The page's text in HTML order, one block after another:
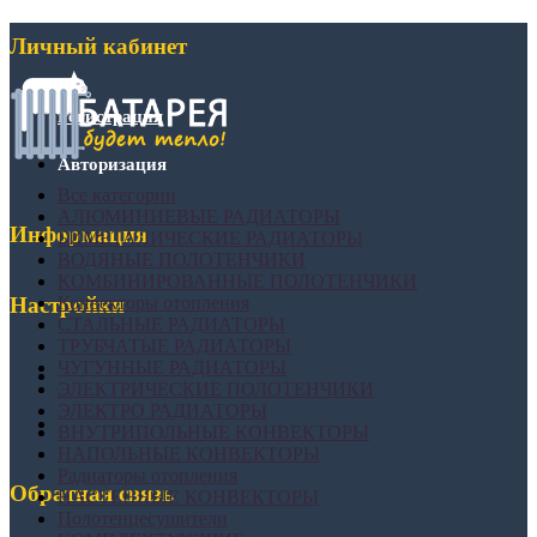
Личный кабинет
Регистрация
Авторизация
Информация
Настройки
Обратная связь
БИМЕТАЛИЧЕСКИЕ РАДИАТОРЫ
Конвекторы отопления
СТАЛЬНЫЕ РАДИАТОРЫ
НАСТЕННЫЕ КОНВЕКТОРЫ